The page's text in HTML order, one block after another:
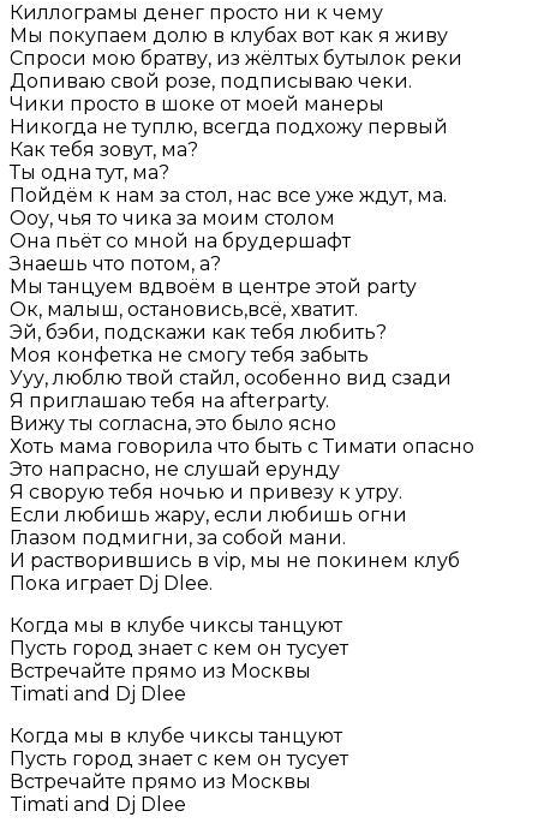
Киллограмы денег просто ни к чему
Мы покупаем долю в клубах вот как я живу
Спроси мою братву, из жёлтых бутылок реки
Допиваю свой розе, подписываю чеки.
Чики просто в шоке от моей манеры
Никогда не туплю, всегда подхожу первый
Как тебя зовут, ма?
Ты одна тут, ма?
Пойдём к нам за стол, нас все уже ждут, ма.
Ооу, чья то чика за моим столом
Она пьёт со мной на брудершафт
Знаешь что потом, а?
Мы танцуем вдвоём в центре этой party
Ок, малыш, остановись,всё, хватит.
Эй, бэби, подскажи как тебя любить?
Моя конфетка не смогу тебя забыть
Ууу, люблю твой стайл, особенно вид сзади
Я приглашаю тебя на afterparty.
Вижу ты согласна, это было ясно
Хоть мама говорила что быть с Тимати опасно
Это напрасно, не слушай ерунду
Я сворую тебя ночью и привезу к утру.
Если любишь жару, если любишь огни
Глазом подмигни, за собой мани.
И растворившись в vip, мы не покинем клуб
Пока играет Dj Dlee.
Когда мы в клубе чиксы танцуют
Пусть город знает с кем он тусует
Встречайте прямо из Москвы
Timati and Dj Dlee
Когда мы в клубе чиксы танцуют
Пусть город знает с кем он тусует
Встречайте прямо из Москвы
Timati and Dj Dlee